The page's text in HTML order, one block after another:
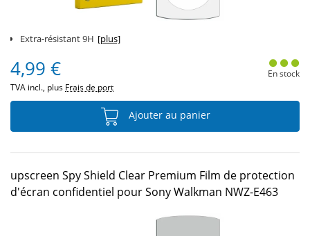
Extra-résistant 9H [plus]
4,99 €
TVA incl., plus Frais de port
En stock
Ajouter au panier
upscreen Spy Shield Clear Premium Film de protection
d'écran confidentiel pour Sony Walkman NWZ-E463